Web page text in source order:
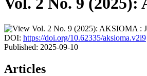
DOI: https://doi.org/10.62335/aksioma.v2i9
Published: 2025-09-10
Articles